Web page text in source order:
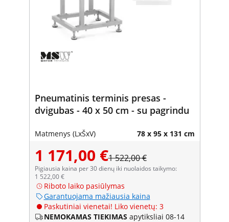
Pneumatinis terminis presas -
dvigubas - 40 x 50 cm - su pagrindu
Matmenys (LxŠxV) 78 x 95 x 131 cm
1 171,00 €1 522,00 €
Pigiausia kaina per 30 dienų iki nuolaidos taikymo:
1 522,00 €
Riboto laiko pasiūlymas
Garantuojama mažiausia kaina
Paskutiniai vienetai! Liko vienetų: 3
NEMOKAMAS TIEKIMAS apytiksliai 08-14